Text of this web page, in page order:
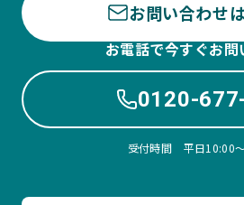
お問い合わせ
お電話で今すぐお問
0120-
受付時間 平日10:00